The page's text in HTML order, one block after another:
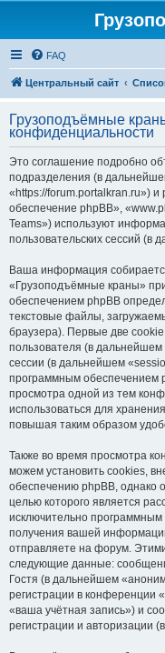
FAQ
Центральный сайт
Грузоподъёмные
конфиденциальности
Это соглашение подробно
подразделения (в
«https://forum.portalkran.ru»)
обеспечение phpBB»,
Teams») используют
пользовательских сессий
Ваша информация
«Грузоподъёмные краны»
обеспечением phpBB
текстовые файлы,
браузера). Первые две
пользователя (в
сессии (в дальнейшем
программным обеспечением
просмотра одной из тем
использоваться для
повышая таким образом
Также во время просмотра
можем установить cookies,
обеспечению phpBB, однако
целью которого является
исключительно
получения вашей
отправляете на форум.
следующие данные:
Гостя (в дальнейшем
регистрации в конференции
«ваша учётная запись») и
регистрации и авторизации